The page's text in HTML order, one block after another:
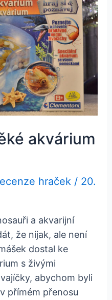
akvárium
hraček / 20.
a akvarijní
že nijak, ale není
dostal ke
s živými
abychom byli
přímém přenosu